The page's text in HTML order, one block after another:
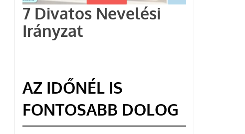
7 Divatos Nevelési
Irányzat
AZ IDŐNÉL IS
FONTOSABB DOLOG